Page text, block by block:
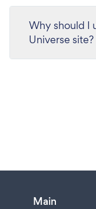
Why should I
Universe site?
Main